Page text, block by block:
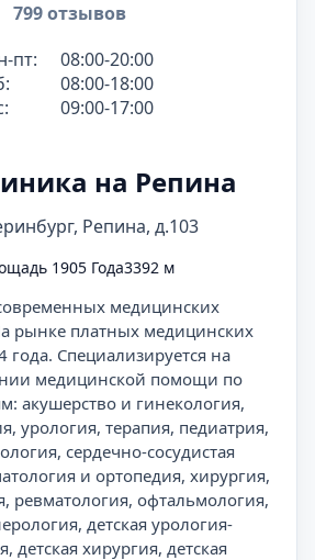
799 отзывов
пт:
08:00-20:00
08:00-18:00
09:00-17:00
на Репина
Репина, д.103
1905 Года3392 м
медицинских
рынке платных медицинских
года. Специализируется на
медицинской помощи по
акушерство и гинекология,
урология, терапия, педиатрия,
сердечно-сосудистая
и ортопедия, хирургия,
ревматология, офтальмология,
детская урология-
детская хирургия, детская